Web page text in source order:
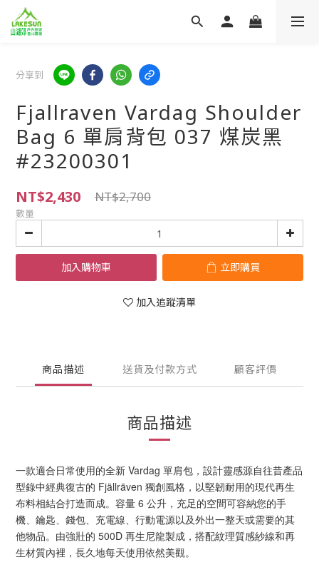
分享到
Fjallraven Vardag Shoulder
Bag 6 單肩背包 037 煤炭黑
#23200301
NT$2,430 NT$2,700
數量
加入購物車 立即購買
加入追蹤清單
商品描述 送貨及付款方式 顧客評價
商品描述
一款適合日常使用的全新 Vardag 單肩包，設計靈感源自往昔產品
型錄中經典復古的 Fjällräven 獨創風格，以堅韌耐用的現代再生
布料相結合打造而成。容量 6 公升，充足的空間可容納您的手
機、鑰匙、錢包、充電線、行動電源以及外出一整天或需要的其
他物品。由強壯的 500D 再生尼龍製成，搭配紋理質感紗線和再
生材質內裡，長久地每天使用依然美觀。